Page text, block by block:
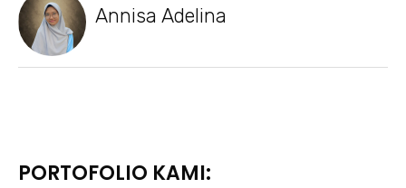
Annisa Adelina
PORTOFOLIO KAMI: